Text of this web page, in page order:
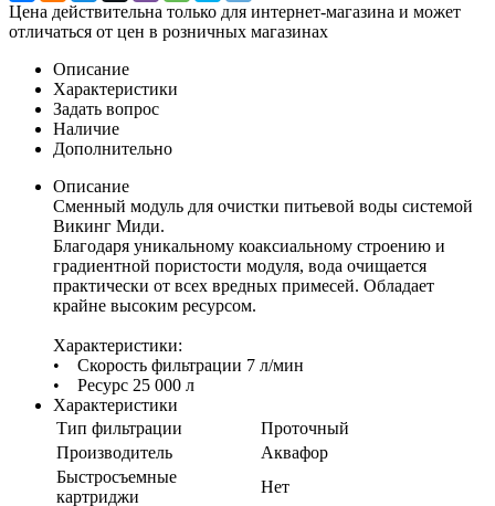
Цена действительна только для интернет-магазина и может
отличаться от цен в розничных магазинах
Описание
Характеристики
Задать вопрос
Наличие
Дополнительно
Описание
Сменный модуль для очистки питьевой воды системой
Викинг Миди.
Благодаря уникальному коаксиальному строению и
градиентной пористости модуля, вода очищается
практически от всех вредных примесей. Обладает
крайне высоким ресурсом.
Характеристики:
• Скорость фильтрации 7 л/мин
• Ресурс 25 000 л
Характеристики
Тип фильтрации
Проточный
Производитель
Аквафор
Быстросъемные
картриджи
Нет